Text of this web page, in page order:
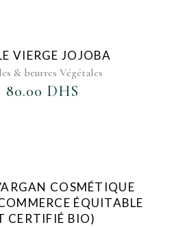
VIERGE JOJOBA
& beurres Végétales
80.00 DHS
COSMÉTIQUE
ÉQUITABLE
CERTIFIÉ BIO)